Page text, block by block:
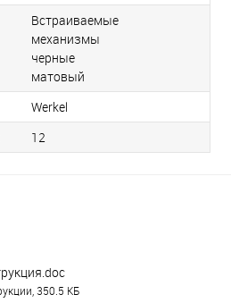
Встраиваемые
механизмы
черные
матовый
Werkel
12
350.5 КБ